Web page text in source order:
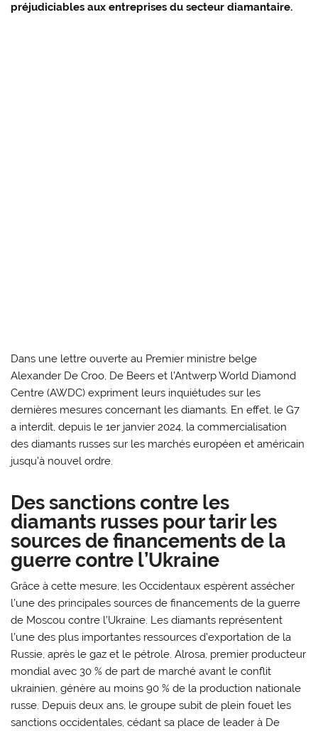
préjudiciables aux entreprises du secteur diamantaire.
Dans une lettre ouverte au Premier ministre belge
Alexander De Croo, De Beers et l’Antwerp World Diamond
Centre (AWDC) expriment leurs inquiétudes sur les
dernières mesures concernant les diamants. En effet, le G7
a interdit, depuis le 1er janvier 2024, la commercialisation
des diamants russes sur les marchés européen et américain
jusqu’à nouvel ordre.
Des sanctions contre les
diamants russes pour tarir les
sources de financements de la
guerre contre l’Ukraine
Grâce à cette mesure, les Occidentaux espèrent assécher
l’une des principales sources de financements de la guerre
de Moscou contre l’Ukraine. Les diamants représentent
l’une des plus importantes ressources d’exportation de la
Russie, après le gaz et le pétrole. Alrosa, premier producteur
mondial avec 30 % de part de marché avant le conflit
ukrainien, génère au moins 90 % de la production nationale
russe. Depuis deux ans, le groupe subit de plein fouet les
sanctions occidentales, cédant sa place de leader à De